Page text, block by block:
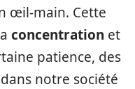
œil-main. Cette
concentration et
patience, des
notre société